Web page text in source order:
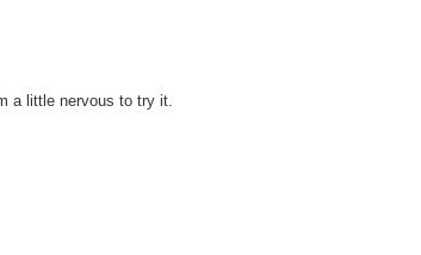
a little nervous to try it.